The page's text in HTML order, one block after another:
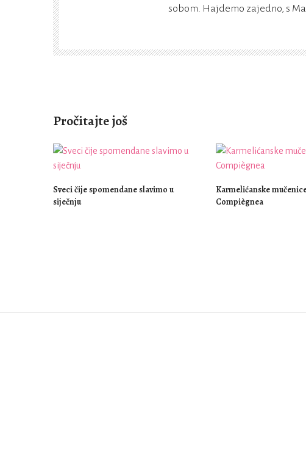
sobom. Hajdemo zajedno, s
Pročitajte još
Sveci čije spomendane slavimo u
siječnju
Karmelićanske
Compiègnea